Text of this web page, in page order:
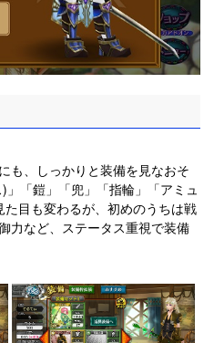
も、しっかりと装備を見なおそ
「鎧」「兜」「指輪」「アミュ
目も変わるが、初めのうちは戦
力など、ステータス重視で装備